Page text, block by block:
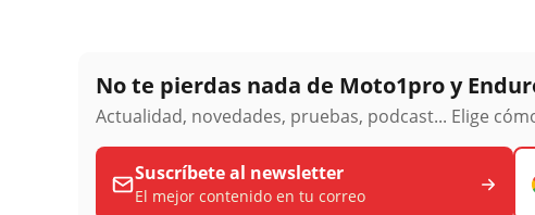
No te pierdas nada de Moto1pro y
Actualidad, novedades, pruebas, podcast... Elige
Suscríbete al newsletter
El mejor contenido en tu correo